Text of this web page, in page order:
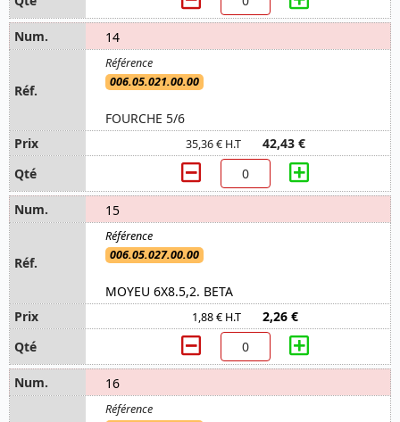
14
006.05.021.00.00
FOURCHE 5/6
35,36 € H.T 42,43 €
15
006.05.027.00.00
MOYEU 6X8.5,2. BETA
1,88 € H.T 2,26 €
16